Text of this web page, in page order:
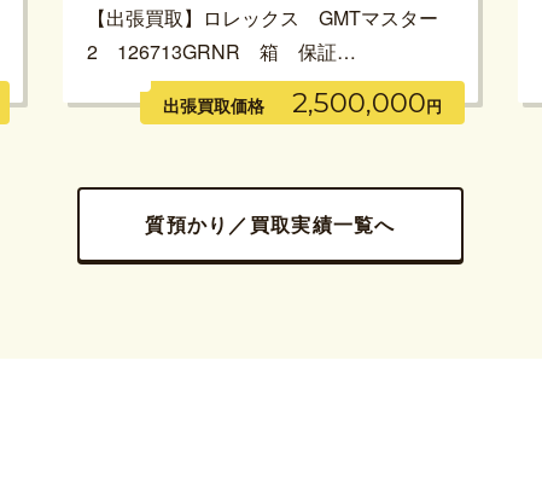
【出張買取】ロレックス GMTマスター
2 126713GRNR 箱 保証…
出張買取価格 2,500,000円
質預かり／買取実績一覧へ